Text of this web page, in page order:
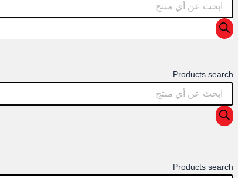
Products search
Products search